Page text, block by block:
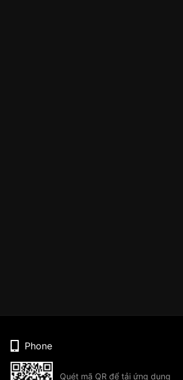
Phone
Quét mã QR để tải ứng dụng